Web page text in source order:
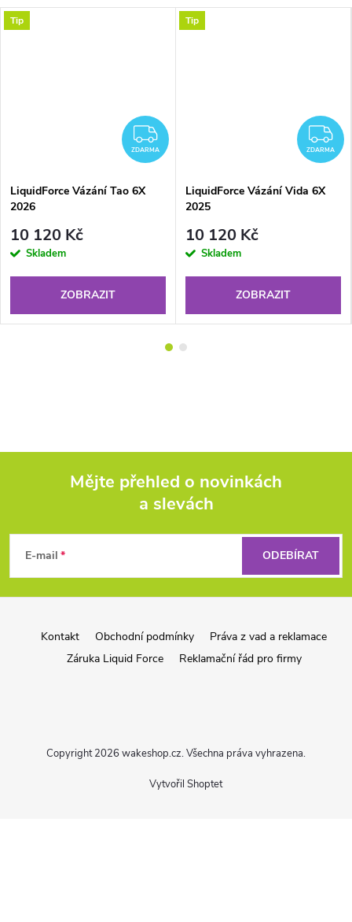
Tip
ZDARMA
ZDARMA
LiquidForce Vázání Tao 6X
2026
10 120 Kč
Skladem
ZOBRAZIT
Tip
ZDARMA
LiquidForce Vázání Vida 6X
2025
10 120 Kč
Skladem
ZOBRAZIT
p
Mějte přehled o novinkách
a slevách
E-mail ODEBÍRAT
Kontakt Obchodní podmínky
Práva z vad a reklamace
Záruka Liquid Force
Reklamační řád pro firmy
Vytvořil Shoptet
Copyright 2026 wakeshop.cz. Všechna práva vyhrazena.